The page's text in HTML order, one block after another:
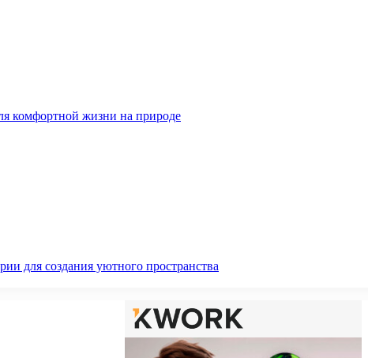
комфортной жизни на природе
для создания уютного пространства